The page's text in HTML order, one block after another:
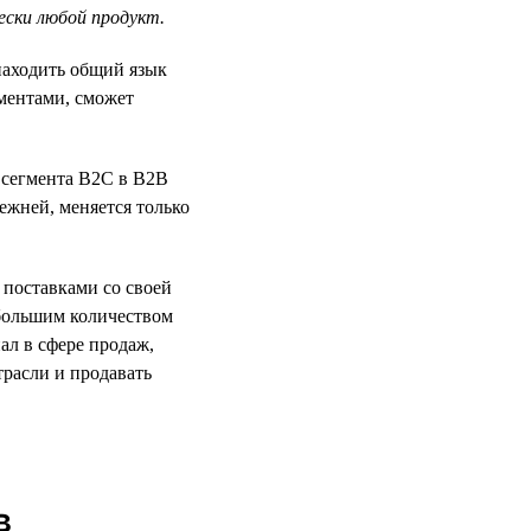
любой продукт.
общий язык
сможет
B2C в B2B
меняется только
со своей
количеством
в сфере продаж,
и продавать